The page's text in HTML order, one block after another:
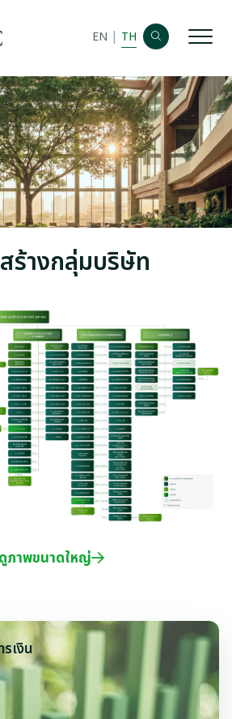
EN | TH
ร้างกลุ่มบริษัท
ดูภาพขนาดใหญ่
เงิน